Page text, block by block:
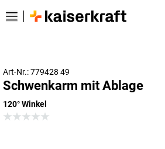
Art-Nr.: 779428 49
Schwenkarm mit Ablage
120° Winkel